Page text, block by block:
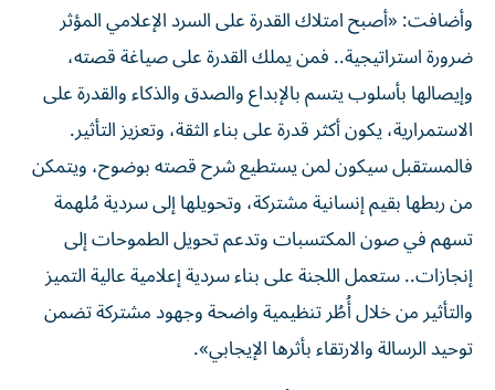
وأضافت: «أصبح امتلاك القدرة على السرد الإعلامي المؤثر
ضرورة استراتيجية.. فمن يملك القدرة على صياغة قصته،
وإيصالها بأسلوب يتسم بالإبداع والصدق والذكاء والقدرة على
الاستمرارية، يكون أكثر قدرة على بناء الثقة، وتعزيز التأثير.
فالمستقبل سيكون لمن يستطيع شرح قصته بوضوح، ويتمكن
من ربطها بقيم إنسانية مشتركة، وتحويلها إلى سردية مُلهمة
تسهم في صون المكتسبات وتدعم تحويل الطموحات إلى
إنجازات.. ستعمل اللجنة على بناء سردية إعلامية عالية التميز
والتأثير من خلال أُطُر تنظيمية واضحة وجهود مشتركة تضمن
توحيد الرسالة والارتقاء بأثرها الإيجابي».